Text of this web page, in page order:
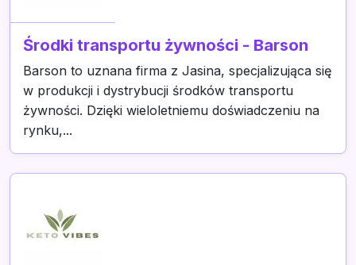
Środki transportu żywności - Barson
Barson to uznana firma z Jasina, specjalizująca się
w produkcji i dystrybucji środków transportu
żywności. Dzięki wieloletniemu doświadczeniu na
rynku,...